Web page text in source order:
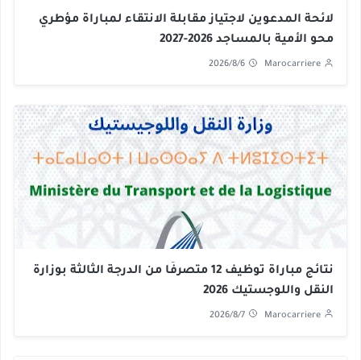
لائحة المدعوين لاجتياز مقابلة الانتقاء لمباراة مؤطري
محو الأمية بالمساجد 2026-2027
Marocarriere
2026/8/6
نتائج مباراة توظيف 12 متصرفًا من الدرجة الثالثة بوزارة
النقل واللوجستيك 2026
Marocarriere
2026/8/7